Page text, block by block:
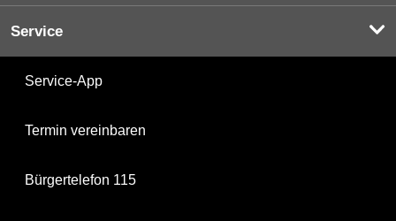
Service
Service-App
Termin vereinbaren
Bürgertelefon 115